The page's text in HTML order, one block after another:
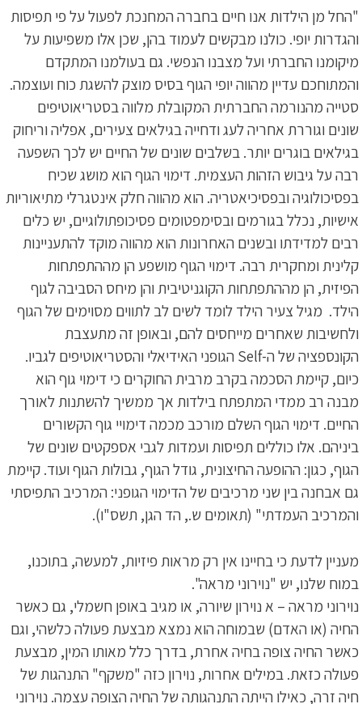
"החל מן הילדות אנו חיים בחברה המחנכת לפעול על פי תפיסות
והגדרות יופי. כולנו מבקשים לעמוד בהן, שכן אלו משפיעות על
מיקומנו החברתי ועל מצבנו הנפשי. גם בעולמנו המתקדם
והמתוחכם עדיין מהווה יופי הגוף בסיס מוצק להשגת כוח ועוצמה.
סטייה מהנורמה החברתית המקובלת מלווה בסטריאוטיפים
שונים וגוררת אחריה לעג ודחייה בגילאים צעירים, אפליה וריחוק
בגילאים בוגרים יותר. בשלבים שונים של החיים יש לכך השפעה
רבה על גיבוש הזהות העצמית. דימוי הגוף הוא מושג שכיח
בפסיכולוגיה ובפסיכיאטריה. הוא מהווה חלק אינטגרלי מתיאוריות
אישיות, נכלל בגורמים ובסימפטומים פסיכופתולוגיים, יש כלים
רבים למדידתו ובשנים האחרונות הוא מהווה מוקד להתעניינות
קלינית ומחקרית רבה. דימוי הגוף מושפע הן מההתפתחות
הפיזית, הן מההתפתחות הקוגניטיבית והן מיחס הסביבה לגוף
הילד. מגיל צעיר הילד לומד לשים לב לתווים מסוימים של הגוף
ולחשיבות שאחרים מייחסים להם, ובאופן זה מתעצבת
הקונספציה של ה-Self הגופני האידיאלי והסטריאוטיפים לגביו.
כיום, קיימת הסכמה בקרב מרבית החוקרים כי דימוי גוף הוא
מבנה רב ממדי המתפתח בילדות אך ממשיך להשתנות לאורך
החיים. דימוי הגוף השלם מורכב מכמה דימויי גוף הקשורים
ביניהם. אלו כוללים תפיסות ועמדות לגבי אספקטים שונים של
הגוף, כגון: ההופעה החיצונית, גודל הגוף, גבולות הגוף ועוד. קיימת
גם אבחנה בין שני מרכיבים של הדימוי הגופני: המרכיב התפיסתי
והמרכיב העמדתי" (תאומים ש., הד הגן, תשס"ו).
מעניין לדעת כי בחיינו אין רק מראות פיזיות, למעשה, בתוכנו,
במוח שלנו, יש "נוירוני מראה".
נוירוני מראה – א נוירון שיורה, או מגיב באופן חשמלי, גם כאשר
החיה (או האדם) שבמוחה הוא נמצא מבצעת פעולה כלשהי, וגם
כאשר החיה צופה בחיה אחרת, בדרך כלל מאותו המין, מבצעת
פעולה כזאת. במילים אחרות, נוירון כזה "משקף" התנהגות של
חיה זרה, כאילו הייתה התנהגותה של החיה הצופה עצמה. נוירוני